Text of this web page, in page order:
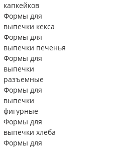
капкейков
Формы для
выпечки кекса
Формы для
выпечки печенья
Формы для
выпечки
разъемные
Формы для
выпечки
фигурные
Формы для
выпечки хлеба
Формы для